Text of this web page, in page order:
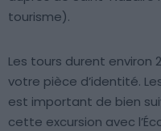
tourisme).
Les tours durent environ
votre pièce d’identité.
est important de bien
cette excursion avec